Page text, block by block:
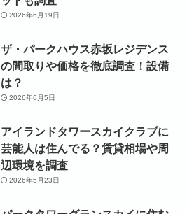
2026年6月19日
ザ・パークハウス赤坂レジデンス
の間取りや価格を徹底調査！設備
は？
2026年6月5日
アイランドタワースカイクラブに
芸能人は住んでる？賃貸相場や周
辺環境を調査
2026年5月23日